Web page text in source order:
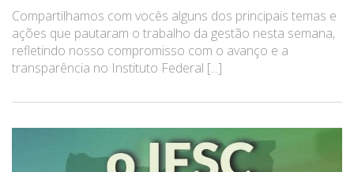
Compartilhamos com vocês alguns dos principais temas e
ações que pautaram o trabalho da gestão nesta semana,
refletindo nosso compromisso com o avanço e a
transparência no Instituto Federal [...]